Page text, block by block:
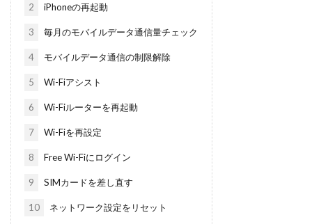
2 iPhoneの再起動
3 毎月のモバイルデータ通信量チェック
4 モバイルデータ通信の制限解除
5 Wi-Fiアシスト
6 Wi-Fiルーターを再起動
7 Wi-Fiを再設定
8 Free Wi-Fiにログイン
9 SIMカードを差し直す
10 ネットワーク設定をリセット